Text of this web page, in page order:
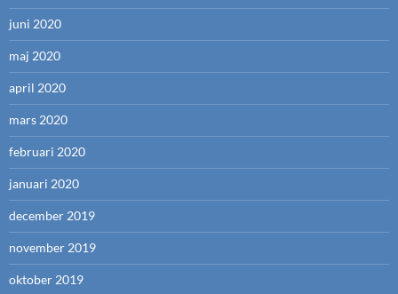
juni 2020
maj 2020
april 2020
mars 2020
februari 2020
januari 2020
december 2019
november 2019
oktober 2019